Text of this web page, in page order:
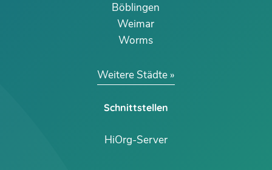
Böblingen
Weimar
Worms
Weitere Städte
Schnittstellen
HiOrg-Server